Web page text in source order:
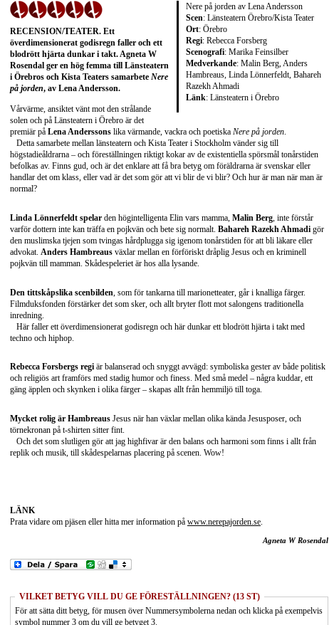
Nere på jorden av Lena Andersson
Scen: Länsteatern Örebro/Kista Teater
Ort: Örebro
Regi: Rebecca Forsberg
Scenografi: Marika Feinsilber
Medverkande: Malin Berg, Anders
Hambreaus, Linda Lönnerfeldt, Bahareh
Razekh Ahmadi
Länk: Länsteatern i Örebro
RECENSION/TEATER. Ett
överdimensionerat godisregn faller och ett
blodrött hjärta dunkar i takt. Agneta W
Rosendal ger en hög femma till Länsteatern
i Örebros och Kista Teaters samarbete Nere
på jorden, av Lena Andersson.
Vårvärme, ansiktet vänt mot den strålande
solen och på Länsteatern i Örebro är det
premiär på Lena Anderssons lika värmande, vackra och poetiska Nere på jorden.
Detta samarbete mellan länsteatern och Kista Teater i Stockholm vänder sig till
högstadieåldrarna – och föreställningen riktigt kokar av de existentiella spörsmål tonårstiden
befolkas av. Finns gud, och är det enklare att få bra betyg om föräldrarna är svenskar eller
handlar det om klass, eller vad är det som gör att vi blir de vi blir? Och hur är man när man är
normal?
Linda Lönnerfeldt spelar den högintelligenta Elin vars mamma, Malin Berg, inte förstår
varför dottern inte kan träffa en pojkvän och bete sig normalt. Bahareh Razekh Ahmadi gör
den muslimska tjejen som tvingas hårdplugga sig igenom tonårstiden för att bli läkare eller
advokat. Anders Hambreaus växlar mellan en förföriskt dråplig Jesus och en kriminell
pojkvän till mamman. Skådespeleriet är hos alla lysande.
Den tittskåpslika scenbilden , som för tankarna till marionetteater, går i knalliga färger.
Filmduksfonden förstärker det som sker, och allt bryter flott mot salongens traditionella
inredning.
Här faller ett överdimensionerat godisregn och här dunkar ett blodrött hjärta i takt med
techno och hiphop.
Rebecca Forsbergs regi är balanserad och snyggt avvägd: symboliska gester av både politisk
och religiös art framförs med stadig humor och finess. Med små medel – några kuddar, ett
gäng äpplen och skynken i olika färger – skapas allt från hemmiljö till toga.
Mycket rolig är Hambreaus Jesus när han växlar mellan olika kända Jesusposer, och
törnekronan på t-shirten sitter fint.
Och det som slutligen gör att jag highfivar är den balans och harmoni som finns i allt från
replik och musik, till skådespelarnas placering på scenen. Wow!
LÄNK
Prata vidare om pjäsen eller hitta mer information på www.nerepajorden.se
Agneta W Rosendal
VILKET BETYG VILL DU GE FÖRESTÄLLNINGEN? (13 ST)
För att sätta ditt betyg, för musen över Nummersymbolerna nedan och klicka på exempelvis
symbol nummer 3 om du vill ge betyget 3.